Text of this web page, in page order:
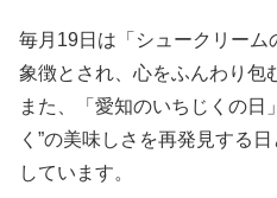
毎月19日は「シュークリー
象徴とされ、心をふんわり包
また、「愛知のいちじくの日
く”の美味しさを再発見する
しています。